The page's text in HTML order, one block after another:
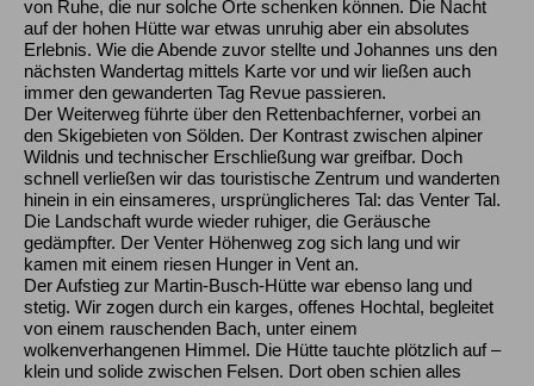
von Ruhe, die nur solche Orte schenken können. Die Nacht
auf der hohen Hütte war etwas unruhig aber ein absolutes
Erlebnis. Wie die Abende zuvor stellte und Johannes uns den
nächsten Wandertag mittels Karte vor und wir ließen auch
immer den gewanderten Tag Revue passieren.
Der Weiterweg führte über den Rettenbachferner, vorbei an
den Skigebieten von Sölden. Der Kontrast zwischen alpiner
Wildnis und technischer Erschließung war greifbar. Doch
schnell verließen wir das touristische Zentrum und wanderten
hinein in ein einsameres, ursprünglicheres Tal: das Venter Tal.
Die Landschaft wurde wieder ruhiger, die Geräusche
gedämpfter. Der Venter Höhenweg zog sich lang und wir
kamen mit einem riesen Hunger in Vent an.
Der Aufstieg zur Martin-Busch-Hütte war ebenso lang und
stetig. Wir zogen durch ein karges, offenes Hochtal, begleitet
von einem rauschenden Bach, unter einem
wolkenverhangenen Himmel. Die Hütte tauchte plötzlich auf –
klein und solide zwischen Felsen. Dort oben schien alles